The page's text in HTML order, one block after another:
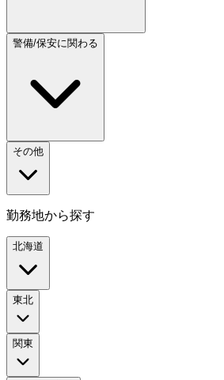
警備/保安に関わる
その他
勤務地から探す
北海道
東北
関東